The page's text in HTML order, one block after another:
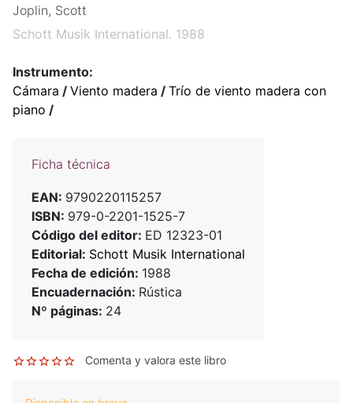
Joplin, Scott
Schott Musik International. 1988
Instrumento:
Cámara / Viento madera / Trío de viento madera con
piano /
Ficha técnica
EAN: 9790220115257
ISBN: 979-0-2201-1525-7
Código del editor: ED 12323-01
Editorial: Schott Musik International
Fecha de edición: 1988
Encuadernación: Rústica
Nº páginas: 24
Comenta y valora este libro